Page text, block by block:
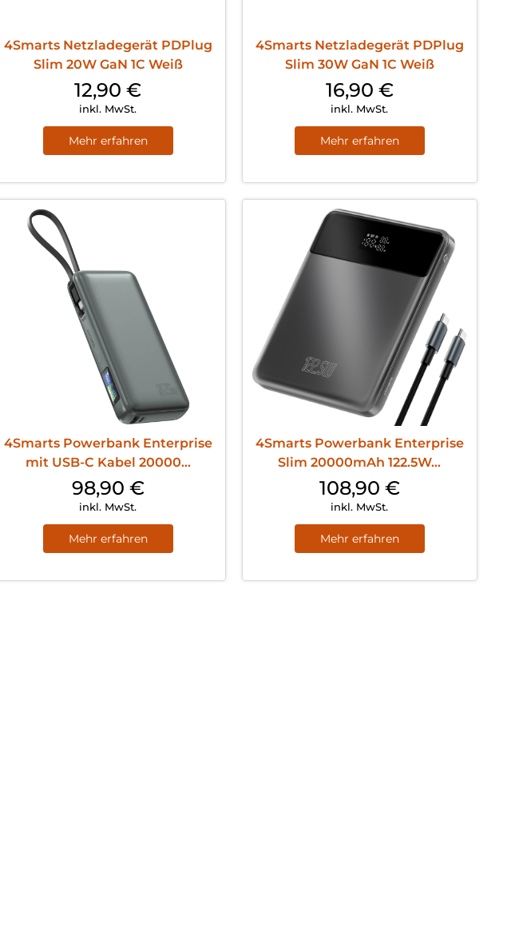
4Smarts Netzladegerät PDPlug
Slim 20W GaN 1C Weiß
12,90€
inkl. MwSt.
Mehr erfahren
4Smarts Netzladegerät PDPlug
Slim 30W GaN 1C Weiß
16,90 €
inkl. MwSt.
Mehr erfahren
4Smarts Powerbank Enterprise
mit USB-C Kabel 20000...
98,90 €
inkl. MwSt.
Mehr erfahren
4Smarts Powerbank Enterprise
Slim 20000mAh 122.5W...
108,90 €
inkl. MwSt.
Mehr erfahren